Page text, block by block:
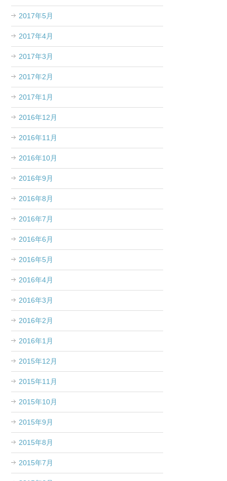
2017年5月
2017年4月
2017年3月
2017年2月
2017年1月
2016年12月
2016年11月
2016年10月
2016年9月
2016年8月
2016年7月
2016年6月
2016年5月
2016年4月
2016年3月
2016年2月
2016年1月
2015年12月
2015年11月
2015年10月
2015年9月
2015年8月
2015年7月